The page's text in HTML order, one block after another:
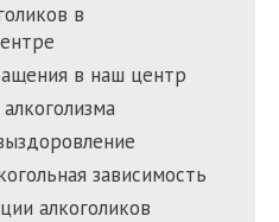
в
в наш центр
зависимость
алкоголиков